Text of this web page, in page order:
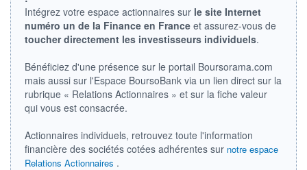
RENDEMENT
ESTIMÉ 2026
-
PER ESTIMÉ
2026
-
-
ÉLIGIBILITÉ
Non éligible
Boursobank
+ PORTEFEUILLE + LISTE
Intégrez votre espace actionnaires sur le site Internet
numéro un de la Finance en France et assurez-vous de
toucher directement les investisseurs individuels.
Bénéficiez d'une présence sur le portail Boursorama.com
mais aussi sur l'Espace BoursoBank via un lien direct sur la
rubrique « Relations Actionnaires » et sur la fiche valeur
qui vous est consacrée.
Actionnaires individuels, retrouvez toute l'information
financière des sociétés cotées adhérentes sur notre espace
Relations Actionnaires .